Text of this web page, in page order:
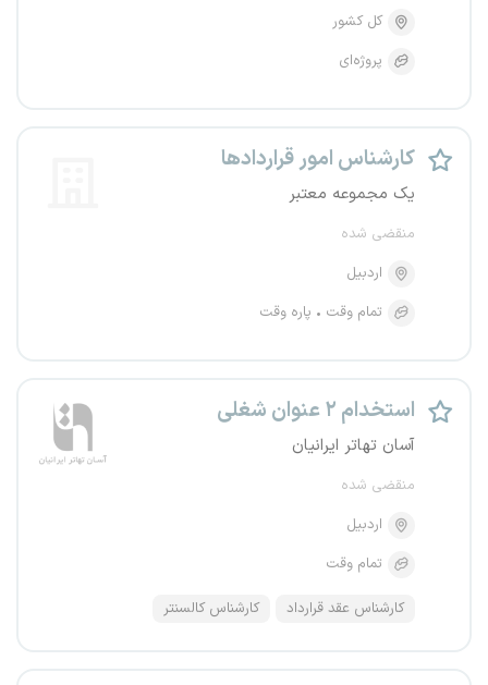
کل کشور
پروژه‌ای
کارشناس امور قراردادها
یک مجموعه معتبر
منقضی شده
اردبیل
تمام وقت
پاره وقت
استخدام ۲ عنوان شغلی
آسان تهاتر ایرانیان
منقضی شده
اردبیل
تمام وقت
کارشناس عقد قرارداد کارشناس کالسنتر